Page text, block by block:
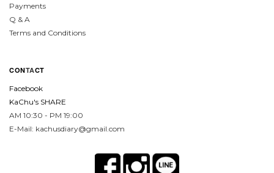
Payments
Q & A
Terms and Conditions
CONTACT
Facebook
KaChu's SHARE
AM 10:30 - PM 19:00
E-Mail: kachusdiary@gmail.com